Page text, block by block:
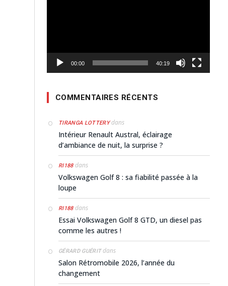
00:00 40:19
COMMENTAIRES RÉCENTS
TIRANGA LOTTERYdans
Intérieur Renault Austral, éclairage
d’ambiance de nuit, la surprise ?
RI188dans
Volkswagen Golf 8 : sa fiabilité passée à la
loupe
RI188dans
Essai Volkswagen Golf 8 GTD, un diesel pas
comme les autres !
GÉRARD GUÉRITdans
Salon Rétromobile 2026, l’année du
changement